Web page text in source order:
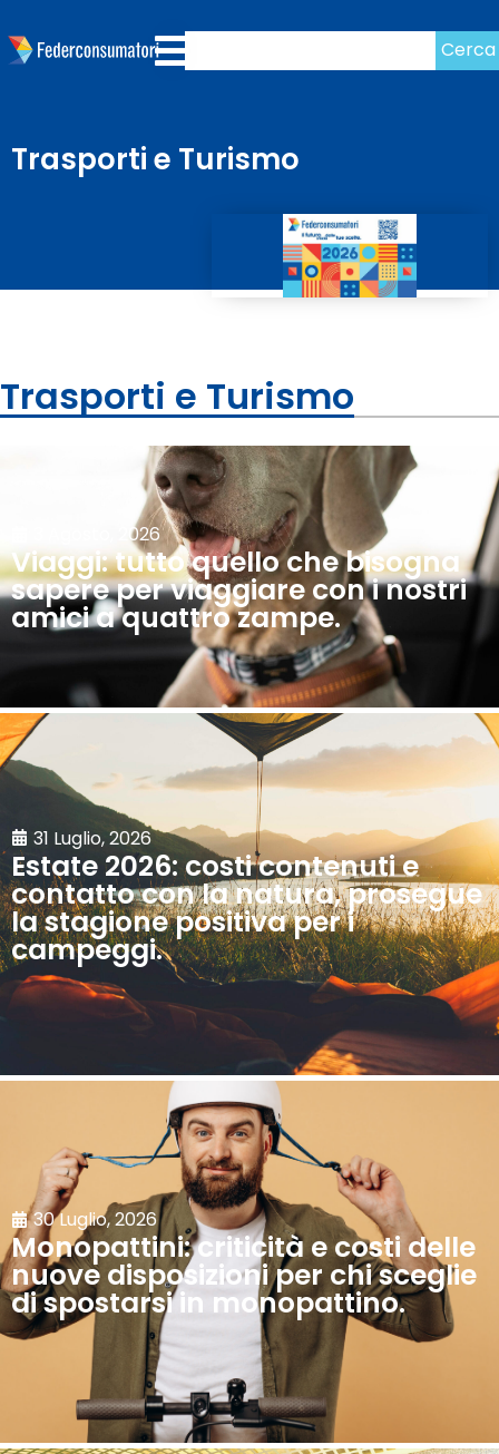
Cerca
Trasporti e Turismo
Trasporti e Turismo
3 Agosto, 2026
Viaggi: tutto quello che bisogna
sapere per viaggiare con i nostri
amici a quattro zampe.
31 Luglio, 2026
Estate 2026: costi contenuti e
contatto con la natura, prosegue
la stagione positiva per i
campeggi.
30 Luglio, 2026
Monopattini: criticità e costi delle
nuove disposizioni per chi sceglie
di spostarsi in monopattino.